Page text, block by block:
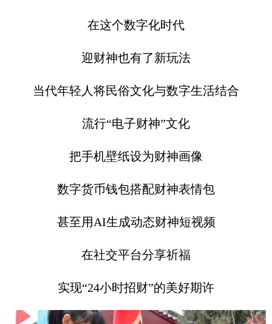
在这个数字化时代
迎财神也有了新玩法
当代年轻人将民俗文化与数字生活结合
流行“电子财神”文化
把手机壁纸设为财神画像
数字货币钱包搭配财神表情包
甚至用AI生成动态财神短视频
在社交平台分享祈福
实现“24小时招财”的美好期许